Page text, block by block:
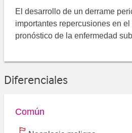
El desarrollo de un derrame
importantes repercusiones en el
pronóstico de la enfermedad
Diferenciales
Común